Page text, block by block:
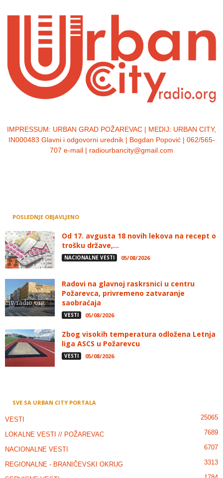
IMPRESSUM: URBAN GRAD POŽAREVAC | MEDIJ: URBAN CITY,
IN000483 Glavni i odgovorni urednik | Bogdan Popović | 062/565-
707 e-mail | radiourbancity@gmail.com
POSLEDNJE OBJAVLJENO
Od 17. avgusta 18 novih lekova na recept o
trošku države,...
NACIONALNE VESTI 05/08/2026
Radovi na glavnoj raskrsnici u centru
Požarevca, privremeno zatvaranje
saobraćaja
VESTI 05/08/2026
Zbog visokih temperatura odložena Letnja
liga ASCS u Požarevcu
VESTI 05/08/2026
SVE SA URBAN CITY PORTALA
VESTI 25065
LOKALNE VESTI // POŽAREVAC 7689
NACIONALNE VESTI 6707
REGIONALNE - BRANIČEVSKI OKRUG 3313